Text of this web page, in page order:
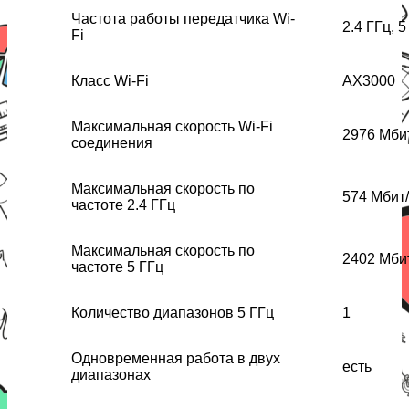
Частота работы передатчика Wi-
Fi
2.4 ГГц,
Класс Wi-Fi AX3000
Максимальная скорость Wi-Fi
соединения
2976
Максимальная скорость по
частоте 2.4 ГГц
574
Максимальная скорость по
частоте 5 ГГц
2402
Количество диапазонов 5 ГГц 1
Одновременная работа в двух
диапазонах
есть